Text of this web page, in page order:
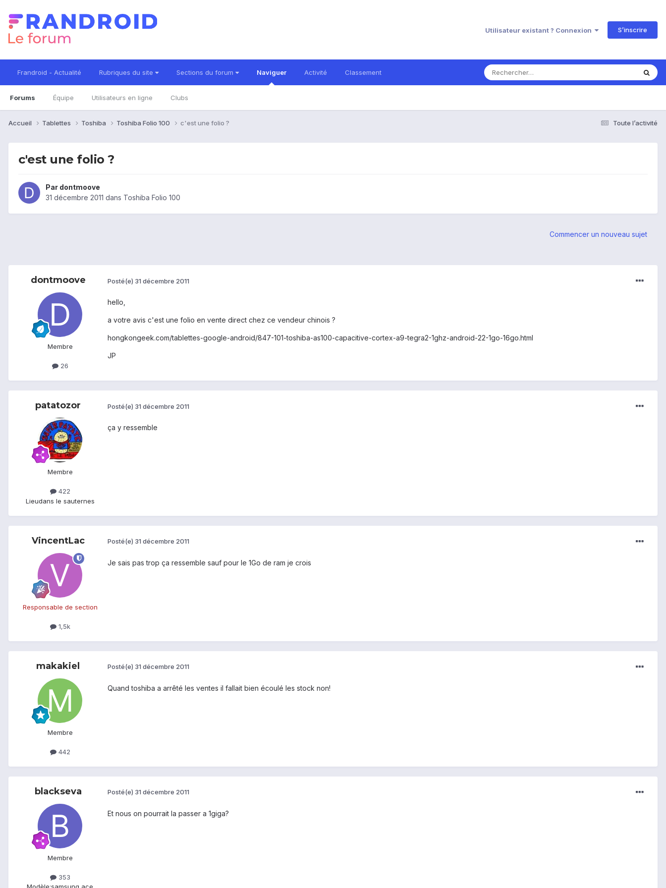
Utilisateur existant ? Connexion S’inscrire
Frandroid - Actualité Rubriques du site Sections du forum Naviguer
Forums Équipe Utilisateurs en ligne Clubs
Activité Classement
Toute l’activité
Accueil Tablettes Toshiba Toshiba Folio 100 c'est une folio ?
c'est une folio ?
Par dontmoove
31 décembre 2011 dans Toshiba Folio 100
Commencer un nouveau sujet
dontmoove
Membre
26
Posté(e) 31 décembre 2011
hello,
a votre avis c'est une folio en vente direct chez ce vendeur chinois ?
hongkongeek.com/tablettes-google-android/847-101-toshiba-as100-capacitive-cortex-a9-tegra2-1ghz-android-22-1go-16go.html
JP
patatozor
Membre
422
Lieudans le sauternes
Posté(e) 31 décembre 2011
ça y ressemble
VincentLac
Responsable de section
1,5k
Posté(e) 31 décembre 2011
Je sais pas trop ça ressemble sauf pour le 1Go de ram je crois
makakiel
Membre
442
Posté(e) 31 décembre 2011
Quand toshiba a arrêté les ventes il fallait bien écoulé les stock non!
blackseva
Membre
353
Posté(e) 31 décembre 2011
Et nous on pourrait la passer a 1giga?